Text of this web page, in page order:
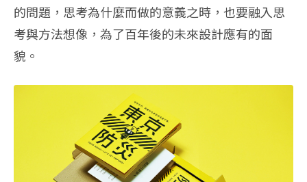
的問題，思考為什麼而做的意義之時，也要融入思
考與方法想像，為了百年後的未來設計應有的面
貌。